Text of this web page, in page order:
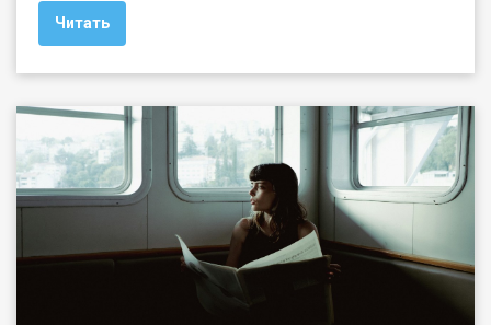
Читать